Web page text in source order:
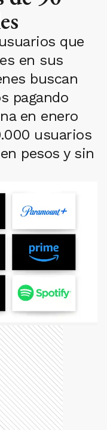
que
en sus
buscan
pagando
en enero
usuarios
pesos y sin